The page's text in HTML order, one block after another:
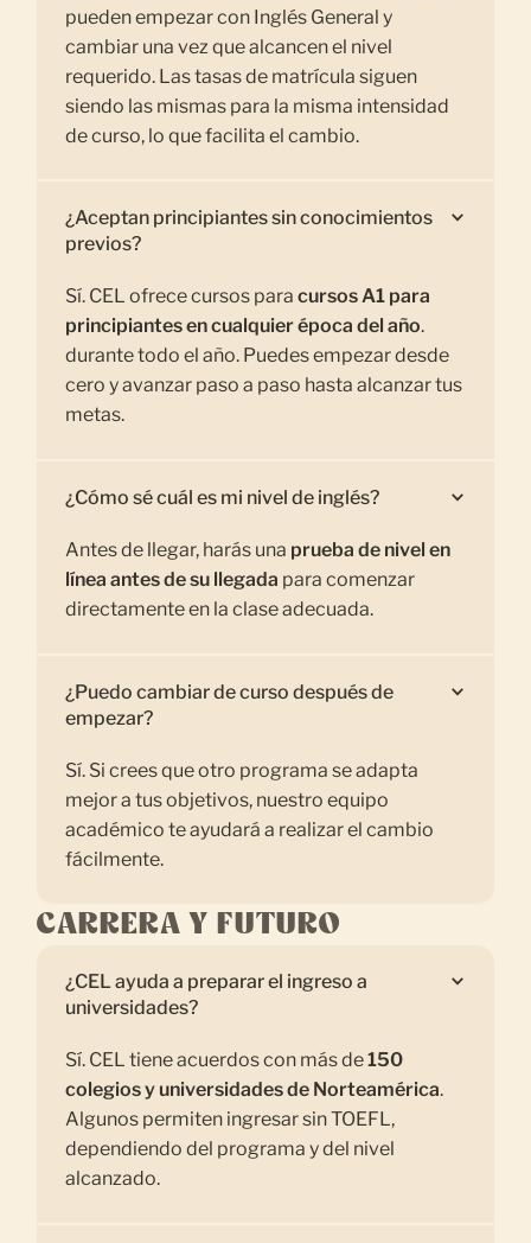
pueden empezar con Inglés General y
cambiar una vez que alcancen el nivel
requerido. Las tasas de matrícula siguen
siendo las mismas para la misma intensidad
de curso, lo que facilita el cambio.
¿Aceptan principiantes sin conocimientos
previos?
Sí. CEL ofrece cursos paracursos A1 para
principiantes en cualquier época del año.
durante todo el año. Puedes empezar desde
cero y avanzar paso a paso hasta alcanzar tus
metas.
¿Cómo sé cuál es mi nivel de inglés?
Antes de llegar, harás una prueba de nivel en
línea antes de su llegada para comenzar
directamente en la clase adecuada.
¿Puedo cambiar de curso después de
empezar?
Sí. Si crees que otro programa se adapta
mejor a tus objetivos, nuestro equipo
académico te ayudará a realizar el cambio
fácilmente.
CARRERA Y FUTURO
¿CEL ayuda a preparar el ingreso a
universidades?
Sí. CEL tiene acuerdos con más de150
colegios y universidades de Norteamérica.
Algunos permiten ingresar sin TOEFL,
dependiendo del programa y del nivel
alcanzado.